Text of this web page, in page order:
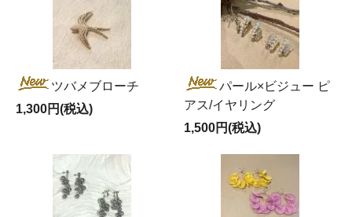
ツバメブローチ
1,300円(税込)
パール×ビジュー ピ
アス/イヤリング
1,500円(税込)